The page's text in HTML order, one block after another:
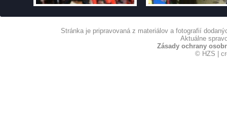
Stránka je pripravovaná z materiálov a fotografií
Aktuálne
Zásady ochrany
© HZS |